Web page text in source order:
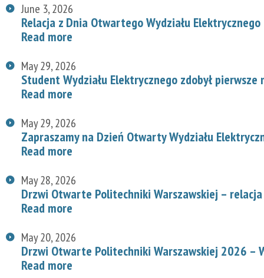
June 3, 2026
Relacja z Dnia Otwartego Wydziału
Read more
May 29, 2026
Student Wydziału Elektrycznego zdobył
Read more
May 29, 2026
Zapraszamy na Dzień Otwarty Wydziału
Read more
May 28, 2026
Drzwi Otwarte Politechniki Warszawskiej – relacja
Read more
May 20, 2026
Drzwi Otwarte Politechniki Warszawskiej 2026 –
Read more